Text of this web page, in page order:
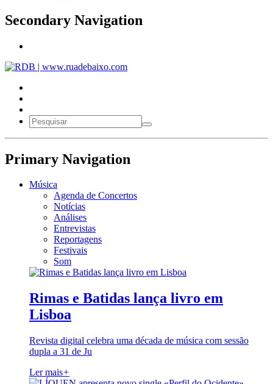
Secondary Navigation
Primary Navigation
Música
Agenda de Concertos
Notícias
Análises
Entrevistas
Reportagens
Festivais
Som
Rimas e Batidas lança livro em
Lisboa
Revista digital celebra uma década de música com sessão
dupla a 31 de Ju
Ler mais+